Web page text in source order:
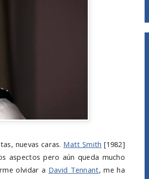
nuevas caras. Matt Smith [1982]
aspectos pero aún queda mucho
olvidar a David Tennant, me ha